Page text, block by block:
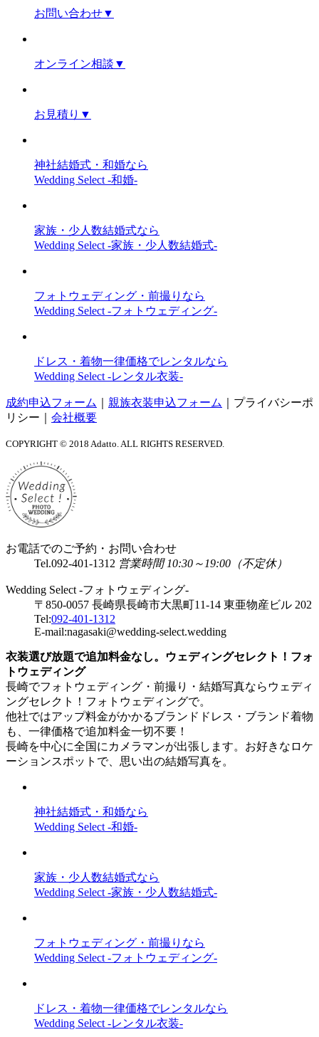
お問い合わせ▼
オンライン相談 ▼
お見積り ▼
神社結婚式・和婚なら
Wedding Select -和婚-
家族・少人数結婚式なら
Wedding Select -家族・少人数結婚式-
フォトウェディング・前撮りなら
Wedding Select -フォトウェディング-
ドレス・着物一律価格でレンタルなら
Wedding Select -レンタル衣装-
成約申込フォーム 親族衣装申込フォーム
プライバシーポ
リシー
会社概要
COPYRIGHT © 2018 Adatto. ALL RIGHTS RESERVED.
お電話でのご予約・お問い合わせ
Tel.092-401-1312 営業時間 10:30～19:00（不定休）
Wedding Select -フォトウェディング-
〒850-0057 長崎県長崎市大黒町11-14 東亜物産ビル 202
Tel:092-401-1312
E-mail:nagasaki@wedding-select.wedding
衣装選び放題で追加料金なし。ウェディングセレクト！フォ
トウェディング
長崎でフォトウェディング・前撮り・結婚写真ならウェディ
ングセレクト！フォトウェディングで。
他社ではアップ料金がかかるブランドドレス・ブランド着物
も、一律価格で追加料金一切不要！
長崎を中心に全国にカメラマンが出張します。お好きなロケ
ーションスポットで、思い出の結婚写真を。
神社結婚式・和婚なら
Wedding Select -和婚-
家族・少人数結婚式なら
Wedding Select -家族・少人数結婚式-
フォトウェディング・前撮りなら
Wedding Select -フォトウェディング-
ドレス・着物一律価格でレンタルなら
Wedding Select -レンタル衣装-